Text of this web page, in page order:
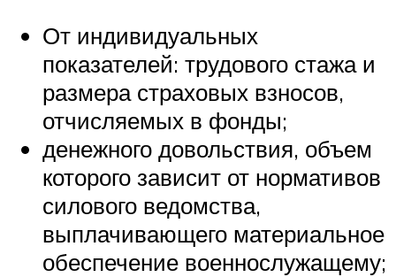
От индивидуальных
показателей: трудового стажа и
размера страховых взносов,
отчисляемых в фонды;
денежного довольствия, объем
которого зависит от нормативов
силового ведомства,
выплачивающего материальное
обеспечение военнослужащему;